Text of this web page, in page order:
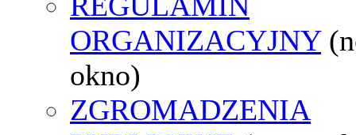
ORGANIZACYJNY
okno)
ZGROMADZENIA